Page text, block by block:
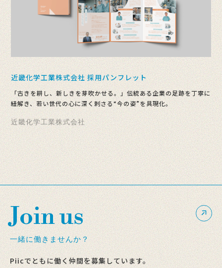
近畿化学工業株式会社 採用パンフレット
「古きを耕し、新しきを芽吹かせる。」伝統ある企業の足跡を丁寧に
紐解き、若い世代の心に深く刺さる“今の姿”を具現化。
近畿化学工業株式会社
Join us
一緒に働きませんか？
Piicでともに働く仲間を募集しています。